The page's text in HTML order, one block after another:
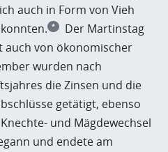
auch in Form von Vieh
* Der Martinstag
auch von ökonomischer
wurden nach
die Zinsen und die
getätigt, ebenso
und Mägdewechsel
und endete am